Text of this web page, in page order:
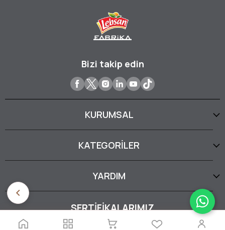
Bizi takip edin
KURUMSAL
KATEGORİLER
YARDIM
SERTİFİKALARIMIZ